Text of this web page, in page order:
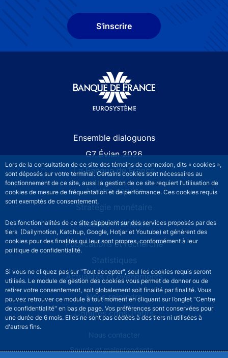
Lors de la consultation de ce site des témoins de connexion, dits « cookies »,
sont déposés sur votre terminal. Certains cookies sont nécessaires au
fonctionnement de ce site, aussi la gestion de ce site requiert l’utilisation de
cookies de mesure de fréquentation et de performance. Ces cookies requis
sont exemptés de consentement.
Des fonctionnalités de ce site s’appuient sur des services proposés par des
tiers (Dailymotion, Katchup, Google, Hotjar et Youtube) et génèrent des
cookies pour des finalités qui leur sont propres, conformément à leur
politique de confidentialité.
Si vous ne cliquez pas sur "Tout accepter", seul les cookies requis seront
utilisés. Le module de gestion des cookies vous permet de donner ou de
retirer votre consentement, soit globalement soit finalité par finalité. Vous
pouvez retrouver ce module à tout moment en cliquant sur l’onglet "Centre
de confidentialité" en bas de page. Vos préférences sont conservées pour
une durée de 6 mois. Elles ne sont pas cédées à des tiers ni utilisées à
d'autres fins.
S'inscrire
Ensemble dialoguons
G7 Évian 2026
La Banque de France
À votre service
Stratégie monétaire
Stabilité financière
Publications et recherche
Statistiques
Actualités et événements
Nous rejoindre
Comités consultatifs
Footer secondary menuNous contacter
Sourds et malentendants